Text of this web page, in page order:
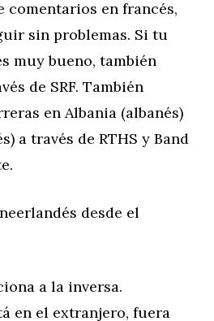
comentarios en francés,
sin problemas. Si tu
muy bueno, también
de SRF. También
en Albania (albanés)
a través de RTHS y Band
desde el
a la inversa.
en el extranjero, fuera